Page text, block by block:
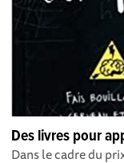
Des livres pour
Dans le cadre du